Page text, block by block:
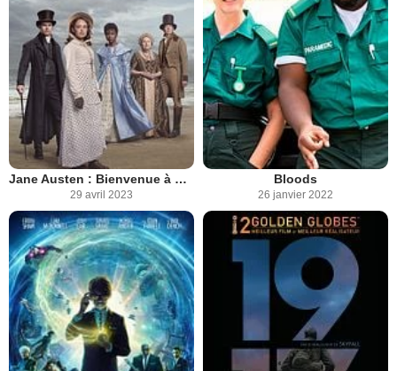
Jane Austen : Bienvenue à Sanditon
29 avril 2023
Bloods
26 janvier 2022